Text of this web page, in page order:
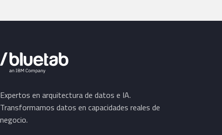
Expertos en arquitectura de datos e IA.
Transformamos datos en capacidades reales de
negocio.